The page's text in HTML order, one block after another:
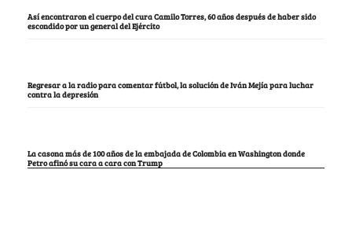
Así encontraron el cuerpo del cura Camilo Torres, 60 años después de haber sido
escondido por un general del Ejército
Regresar a la radio para comentar fútbol, la solución de Iván Mejía para luchar
contra la depresión
La casona más de 100 años de la embajada de Colombia en Washington donde
Petro afinó su cara a cara con Trump